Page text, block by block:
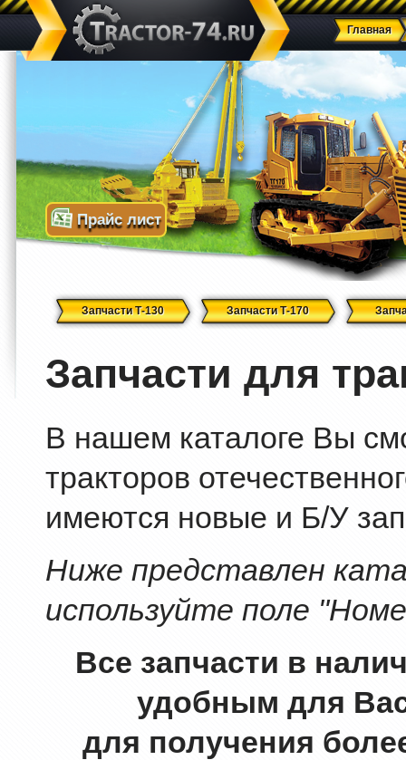
Главная
Запчасти Т-130 Запчасти Т-170
Прайс лист
Запчасти для
В нашем каталоге Вы
тракторов
имеются новые и Б/У
Ниже представлен
используйте поле
Все запчасти в
удобным для
для получения